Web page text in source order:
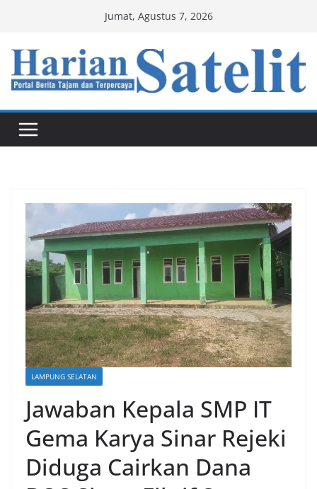
content
Jumat, Agustus 7, 2026
LAMPUNG SELATAN
Jawaban Kepala SMP IT
Gema Karya Sinar Rejeki
Diduga Cairkan Dana